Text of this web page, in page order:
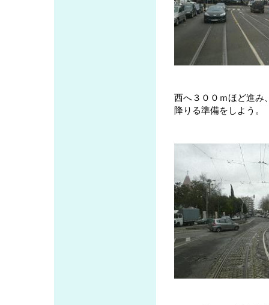
西へ３００ｍほど進み
降りる準備をしよう。